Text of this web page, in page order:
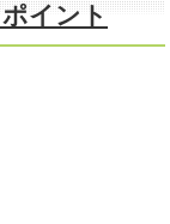
イント